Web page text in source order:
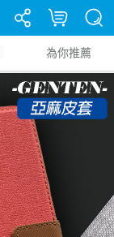
為你推薦